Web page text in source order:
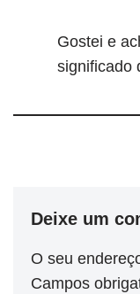
Gostei e
significado
Deixe um
O seu
Campos